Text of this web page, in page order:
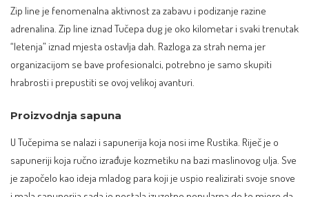
Zip line je fenomenalna aktivnost za zabavu i podizanje razine
adrenalina. Zip line iznad Tučepa dug je oko kilometar i svaki trenutak
“letenja” iznad mjesta ostavlja dah. Razloga za strah nema jer
organizacijom se bave profesionalci, potrebno je samo skupiti
hrabrosti i prepustiti se ovoj velikoj avanturi.
Proizvodnja sapuna
U Tučepima se nalazi i sapunerija koja nosi ime Rustika. Riječ je o
sapuneriji koja ručno izrađuje kozmetiku na bazi maslinovog ulja. Sve
je započelo kao ideja mladog para koji je uspio realizirati svoje snove